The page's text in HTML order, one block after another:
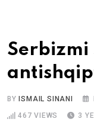
Serbizmi
BY ISMAIL SINANI
467 VIEWS 3